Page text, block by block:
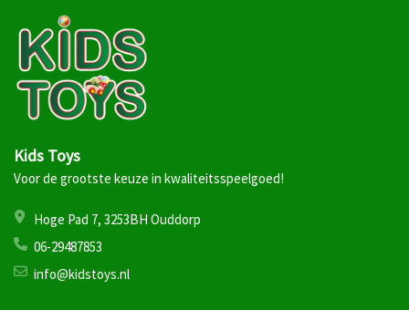
Kids Toys
Voor de grootste keuze in kwaliteitsspeelgoed!
Hoge Pad 7, 3253BH Ouddorp
06-29487853
info@kidstoys.nl